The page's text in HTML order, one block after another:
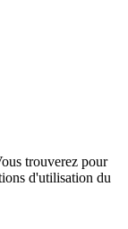
trouverez pour
d'utilisation du